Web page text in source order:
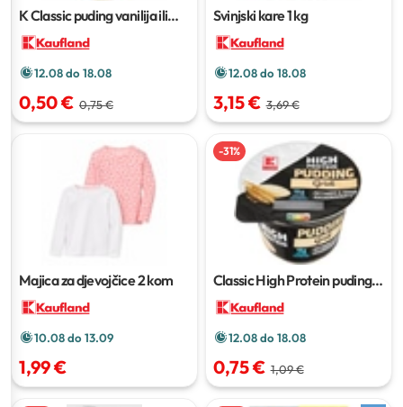
K Classic puding vanilija ili
12.08 do 18.08
0,50 € 0,75 €
Svinjski kare1 kg
12.08 do 18.08
3,15 € 3,69 €
Majica za djevojčice2 kom
10.08 do 13.09
1,99 €
-31%
Classic High Protein puding
12.08 do 18.08
0,75 € 1,09 €